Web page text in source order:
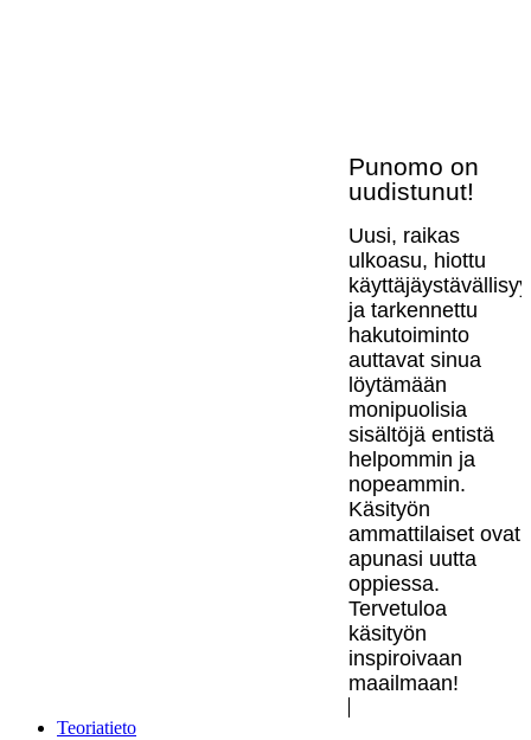
Punomo on
uudistunut!
Uusi, raikas
ulkoasu, hiottu
ja tarkennettu
hakutoiminto
auttavat sinua
löytämään
monipuolisia
sisältöjä entistä
helpommin ja
nopeammin.
Käsityön
ammattilaiset ovat
apunasi uutta
oppiessa.
Tervetuloa
käsityön
inspiroivaan
maailmaan!
Teoriatieto